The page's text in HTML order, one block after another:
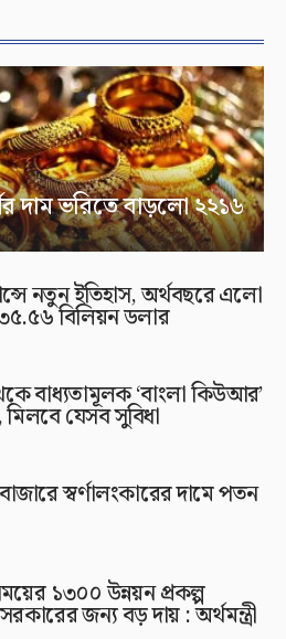
দাম ভরিতে বাড়লো ২২১৬
নতুন ইতিহাস, অর্থবছরে এলো
বিলিয়ন ডলার
বাধ্যতামূলক ‘বাংলা কিউআর’
মিলবে যেসব সুবিধা
স্বর্ণালংকারের দামে পতন
১৩০০ উন্নয়ন প্রকল্প
জন্য বড় দায় : অর্থমন্ত্রী